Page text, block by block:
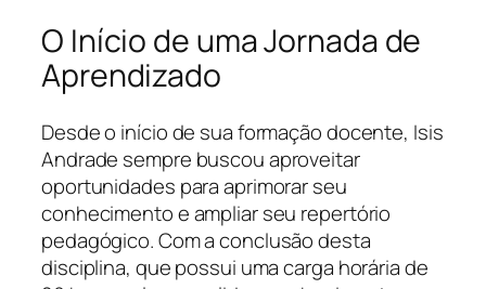
O Início de uma Jornada de
Aprendizado
Desde o início de sua formação docente, Isis
Andrade sempre buscou aproveitar
oportunidades para aprimorar seu
conhecimento e ampliar seu repertório
pedagógico. Com a conclusão desta
disciplina, que possui uma carga horária de